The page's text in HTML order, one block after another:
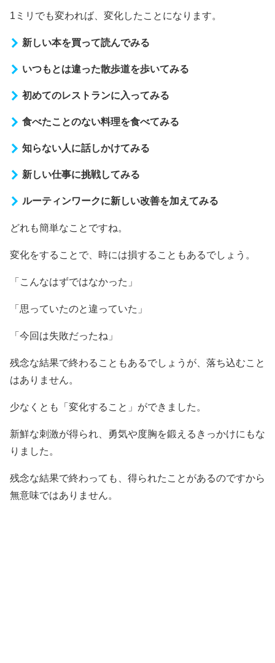
1ミリでも変われば、変化したことになります。
新しい本を買って読んでみる
いつもとは違った散歩道を歩いてみる
初めてのレストランに入ってみる
食べたことのない料理を食べてみる
知らない人に話しかけてみる
新しい仕事に挑戦してみる
ルーティンワークに新しい改善を加えてみる
どれも簡単なことですね。
変化をすることで、時には損することもあるでしょう。
「こんなはずではなかった」
「思っていたのと違っていた」
「今回は失敗だったね」
残念な結果で終わることもあるでしょうが、落ち込むこと
はありません。
少なくとも「変化すること」ができました。
新鮮な刺激が得られ、勇気や度胸を鍛えるきっかけにもな
りました。
残念な結果で終わっても、得られたことがあるのですから
無意味ではありません。